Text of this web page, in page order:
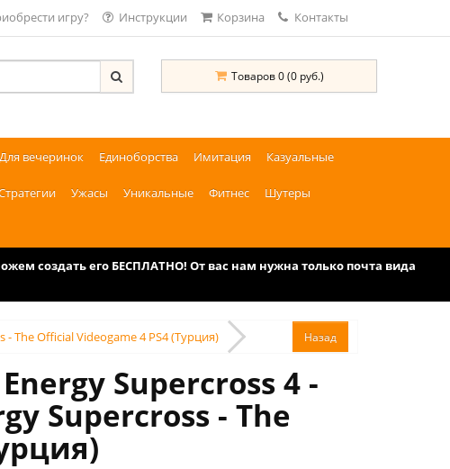
игру? Инструкции Корзина Контакты
Товаров 0 (0 руб.)
Для вечеринок Единоборства Имитация Казуальные
Ужасы Уникальные Фитнес Шутеры
создать его БЕСПЛАТНО! От вас нам нужна только почта вида
The Official Videogame 4 PS4 (Турция)
Supercross 4 -
Supercross - The